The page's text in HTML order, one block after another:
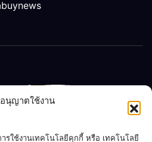
นุญาตใช้งาน
รใช้งานเทคโนโลยีคุกกี้ หรือ เทคโนโลยี
หญิง 12 ขวบ
แต่งงานกับ
เจ้าของคาร์